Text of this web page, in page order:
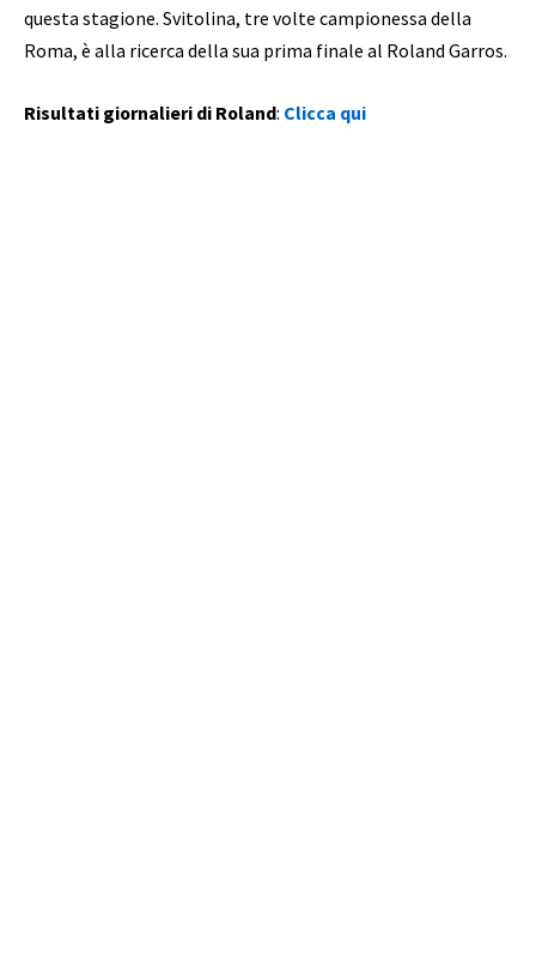
questa stagione. Svitolina, tre volte campionessa della
Roma, è alla ricerca della sua prima finale al Roland Garros.
Risultati giornalieri di Roland: Clicca qui